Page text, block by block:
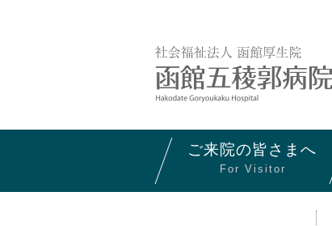
ご来院の皆さまへ
For Visitor